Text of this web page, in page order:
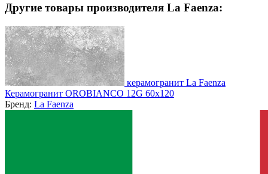
Другие товары производителя La Faenza:
керамогранит La Faenza
Керамогранит OROBIANCO 12G 60x120
Бренд: La Faenza